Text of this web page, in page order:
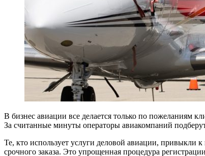
В бизнес авиации все делается только по пожеланиям
За считанные минуты операторы авиакомпаний
Те, кто использует услуги деловой авиации, привыкли
срочного заказа. Это упрощенная процедура